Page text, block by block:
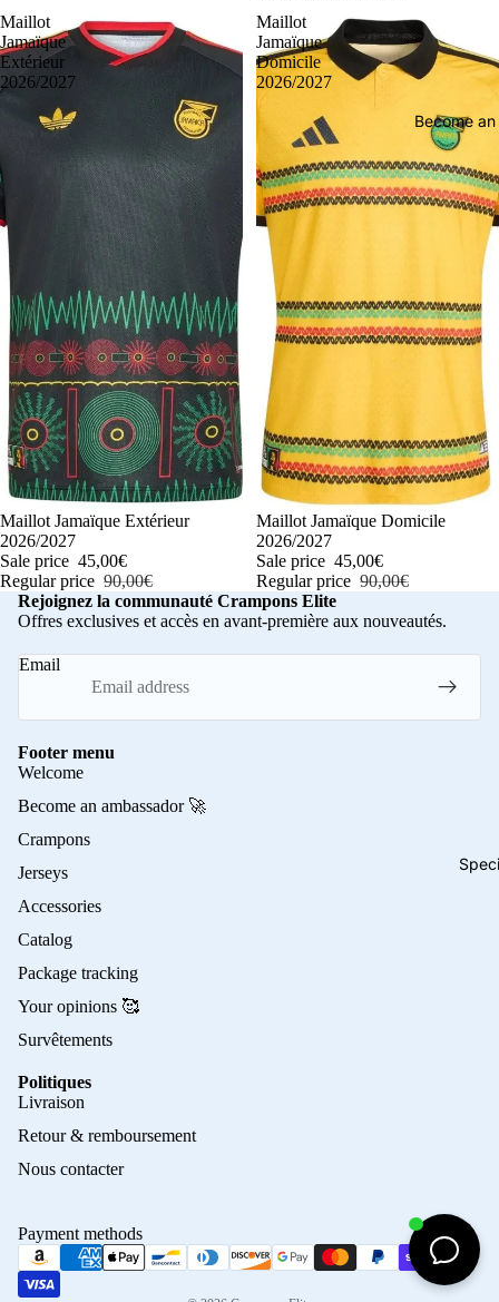
Become
Maillot
Jamaïque
Extérieur
2026/2027
-50%
Maillot Jamaïque Extérieur
2026/2027
Sale price 45,00€
Regular price 90,00€
Maillot
Jamaïque
Domicile
2026/2027
-50%
Maillot Jamaïque Domicile
2026/2027
Sale price 45,00€
Regular price 90,00€
Rejoignez la communauté Crampons Elite
Offres exclusives et accès en avant-première aux nouveautés.
Email
Footer menu
Welcome
Become an ambassador 🚀
Crampons
Jerseys
Accessories
Catalog
Package tracking
Your opinions 🥰
Survêtements
Politiques
Livraison
Retour & remboursement
Nous contacter
Payment methods
Terms of sale